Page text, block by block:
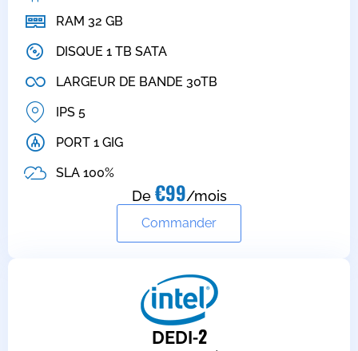
RAM 32 GB
DISQUE 1 TB SATA
LARGEUR DE BANDE 30TB
IPS 5
PORT 1 GIG
SLA 100%
De €99/mois
Commander
DEDI-2